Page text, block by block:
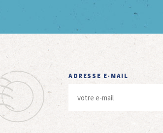
ADRESSE E-MAIL